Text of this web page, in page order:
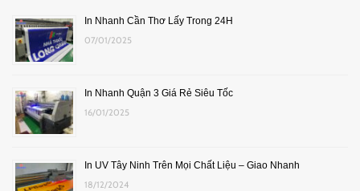
In Nhanh Cần Thơ Lấy Trong 24H
07/01/2025
In Nhanh Quận 3 Giá Rẻ Siêu Tốc
16/01/2025
In UV Tây Ninh Trên Mọi Chất Liệu – Giao Nhanh
18/12/2024